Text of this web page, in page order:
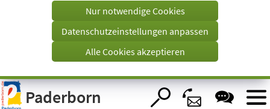
Visuelle
Assistenzsoftware
öffnen.
einem
Tab)
Nur notwendige Cookies
Datenschutzeinstellungen anpassen
Alle Cookies akzeptieren
Paderborn